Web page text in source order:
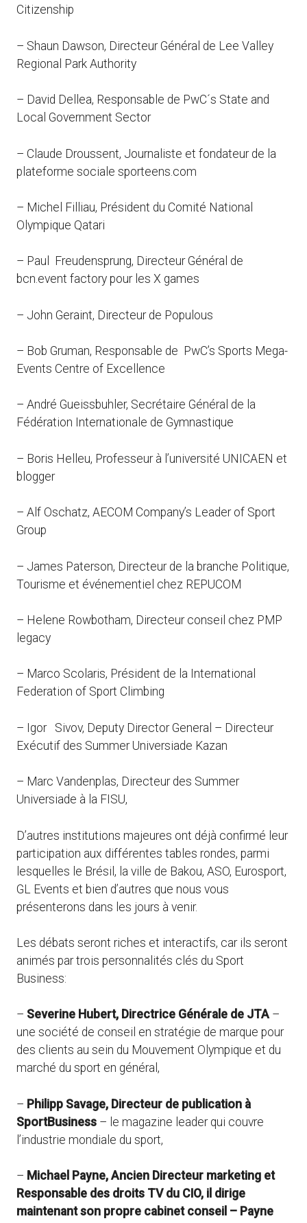
Citizenship
– Shaun Dawson, Directeur Général de Lee Valley
Regional Park Authority
– David Dellea, Responsable de PwC´s State and
Local Government Sector
– Claude Droussent, Journaliste et fondateur de la
plateforme sociale sporteens.com
– Michel Filliau, Président du Comité National
Olympique Qatari
– Paul Freudensprung, Directeur Général de
bcn.event factory pour les X games
– John Geraint, Directeur de Populous
– Bob Gruman, Responsable de PwC’s Sports Mega-
Events Centre of Excellence
– André Gueissbuhler, Secrétaire Général de la
Fédération Internationale de Gymnastique
– Boris Helleu, Professeur à l’université UNICAEN et
blogger
– Alf Oschatz, AECOM Company’s Leader of Sport
Group
– James Paterson, Directeur de la branche Politique,
Tourisme et événementiel chez REPUCOM
– Helene Rowbotham, Directeur conseil chez PMP
legacy
– Marco Scolaris, Président de la International
Federation of Sport Climbing
– Igor Sivov, Deputy Director General – Directeur
Exécutif des Summer Universiade Kazan
– Marc Vandenplas, Directeur des Summer
Universiade à la FISU,
D’autres institutions majeures ont déjà confirmé leur
participation aux différentes tables rondes, parmi
lesquelles le Brésil, la ville de Bakou, ASO, Eurosport,
GL Events et bien d’autres que nous vous
présenterons dans les jours à venir.
Les débats seront riches et interactifs, car ils seront
animés par trois personnalités clés du Sport
Business:
– Severine Hubert, Directrice Générale de JTA–
une société de conseil en stratégie de marque pour
des clients au sein du Mouvement Olympique et du
marché du sport en général,
– Philipp Savage, Directeur de publication à
SportBusiness – le magazine leader qui couvre
l’industrie mondiale du sport,
– Michael Payne, Ancien Directeur marketing et
Responsable des droits TV du CIO, il dirige
maintenant son propre cabinet conseil – Payne